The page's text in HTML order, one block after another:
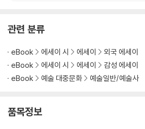
관련 분류
eBook 에세이 시 에세이
외국 에세이
eBook
에세이 시 에세이
감성 에세이
eBook
예술 대중문화 예술일반/예술사
품목정보